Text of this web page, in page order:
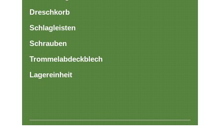
Dreschkorb
Schlagleisten
Schrauben
Trommelabdeckblech
Lagereinheit